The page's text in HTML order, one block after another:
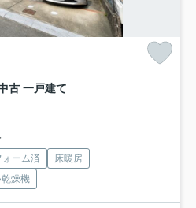
古 一戸建て
ォーム済
床暖房
燥機